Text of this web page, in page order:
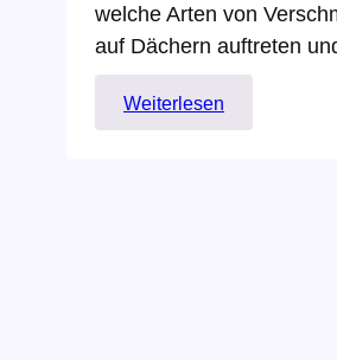
welche Arten von
auf Dächern auftreten
Weiterlesen
Wie